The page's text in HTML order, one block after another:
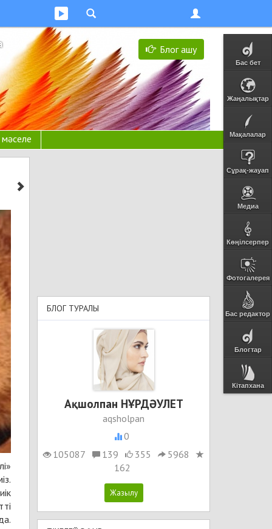
Бас бет
Жаңалықтар
Мақалалар
Сұрақ-жауап
Медиа
Көңілсерпер
Фотогалерея
Бас редактор
Блогтар
Кітапхана
Блог ашу
мәселе
БЛОГ ТУРАЛЫ
Ақшолпан НҰРДӘУЛЕТ
aqsholpan
0
105087
139 355
5968
162